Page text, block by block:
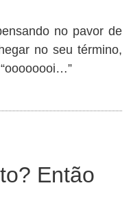
no pavor de
no seu término,
Então